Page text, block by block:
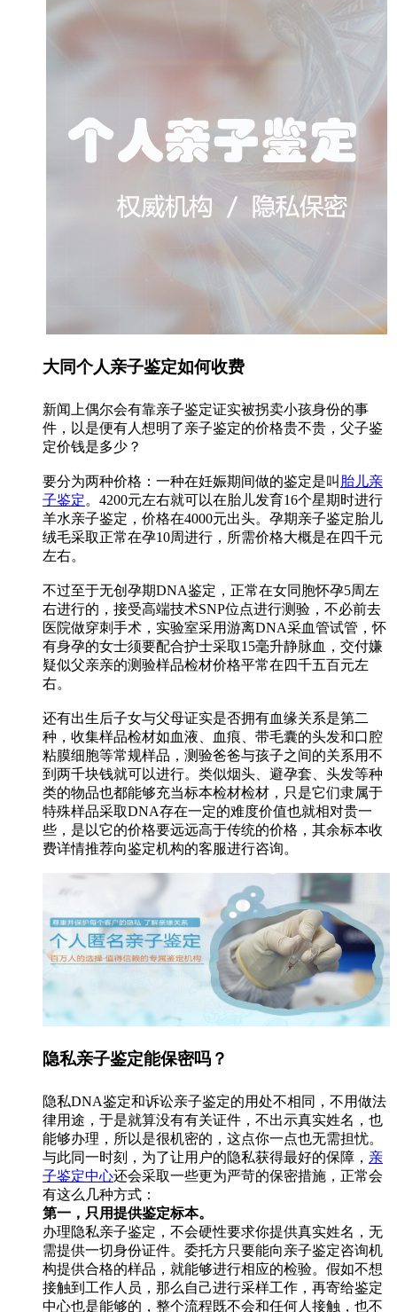
大同个人亲子鉴定如何收费
新闻上偶尔会有靠亲子鉴定证实被拐卖小孩身份的事
件，以是便有人想明了亲子鉴定的价格贵不贵，父子鉴
定价钱是多少？
要分为两种价格：一种在妊娠期间做的鉴定是叫 胎儿亲
子鉴定。4200元左右就可以在胎儿发育16个星期时进行
羊水亲子鉴定，价格在4000元出头。孕期亲子鉴定胎儿
绒毛采取正常在孕10周进行，所需价格大概是在四千元
左右。
不过至于无创孕期DNA鉴定，正常在女同胞怀孕5周左
右进行的，接受高端技术SNP位点进行测验，不必前去
医院做穿刺手术，实验室采用游离DNA采血管试管，怀
有身孕的女士须要配合护士采取15毫升静脉血，交付嫌
疑似父亲亲的测验样品检材价格平常在四千五百元左
右。
还有出生后子女与父母证实是否拥有血缘关系是第二
种，收集样品检材如血液、血痕、带毛囊的头发和口腔
粘膜细胞等常规样品，测验爸爸与孩子之间的关系用不
到两千块钱就可以进行。类似烟头、避孕套、头发等种
类的物品也都能够充当标本检材检材，只是它们隶属于
特殊样品采取DNA存在一定的难度价值也就相对贵一
些，是以它的价格要远远高于传统的价格，其余标本收
费详情推荐向鉴定机构的客服进行咨询。
隐私亲子鉴定能保密吗？
隐私DNA鉴定和诉讼亲子鉴定的用处不相同，不用做法
律用途，于是就算没有有关证件，不出示真实姓名，也
能够办理，所以是很机密的，这点你一点也无需担忧。
与此同一时刻，为了让用户的隐私获得最好的保障， 亲
子鉴定中心还会采取一些更为严苛的保密措施，正常会
有这么几种方式：
第一，只用提供鉴定标本。
办理隐私亲子鉴定，不会硬性要求你提供真实姓名，无
需提供一切身份证件。委托方只要能向亲子鉴定咨询机
构提供合格的样品，就能够进行相应的检验。假如不想
接触到工作人员，那么自己进行采样工作，再寄给鉴定
中心也是能够的，整个流程既不会和任何人接触，也不